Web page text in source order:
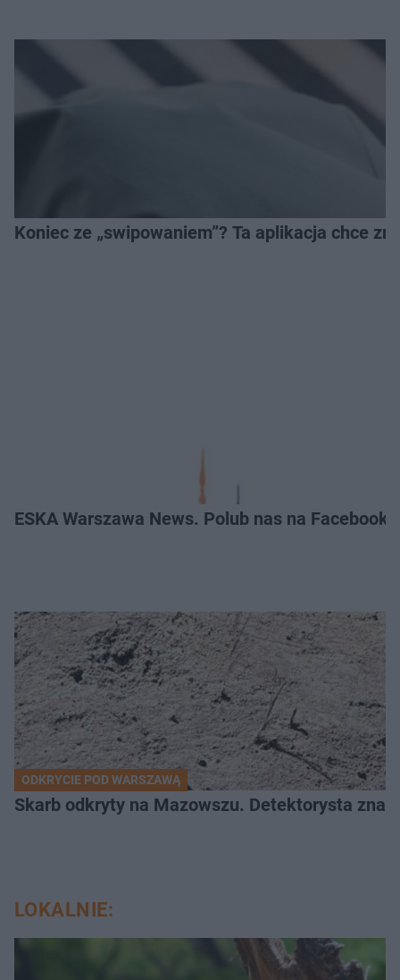
Koniec ze „swipowaniem”? Ta aplikacja chce
ESKA Warszawa News. Polub nas na
ODKRYCIE POD WARSZAWĄ
Skarb odkryty na Mazowszu. Detektorysta
LOKALNIE: